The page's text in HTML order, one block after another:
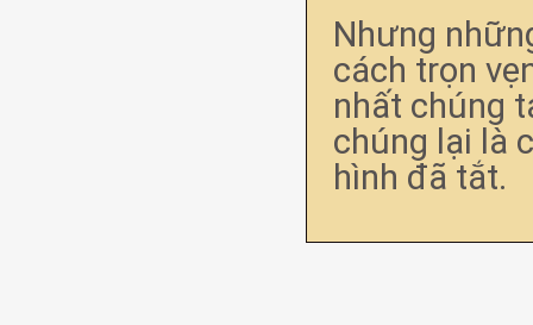
Nhưng
cách trọn
nhất chúng
chúng lại là
hình đã tắt.